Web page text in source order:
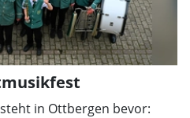
in Ottbergen bevor: